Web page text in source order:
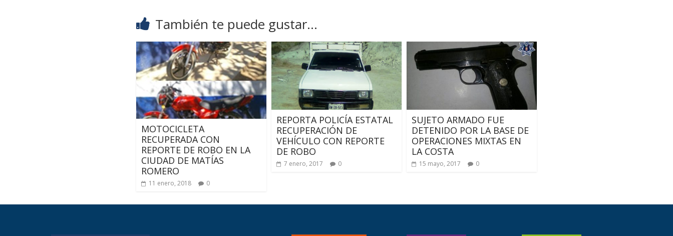
También te puede gustar...
MOTOCICLETA
RECUPERADA CON
REPORTE DE ROBO EN LA
CIUDAD DE MATÍAS
ROMERO
11 enero, 2018 0
REPORTA POLICÍA ESTATAL
RECUPERACIÓN DE
VEHÍCULO CON REPORTE
DE ROBO
7 enero, 2017 0
SUJETO ARMADO FUE
DETENIDO POR LA BASE DE
OPERACIONES MIXTAS EN
LA COSTA
15 mayo, 2017 0